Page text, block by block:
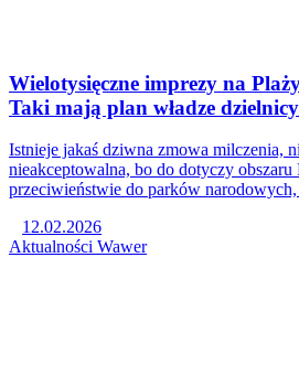
Wielotysięczne imprezy na
Taki mają plan władze
Istnieje jakaś dziwna zmowa milczenia,
nieakceptowalna, bo do dotyczy
przeciwieństwie do parków
12.02.2026
Aktualności Wawer